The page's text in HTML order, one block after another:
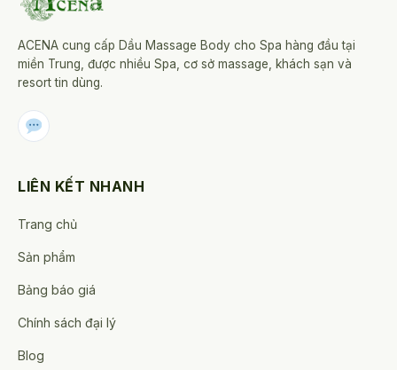
ACENA cung cấp Dầu Massage Body cho Spa hàng đầu tại
miền Trung, được nhiều Spa, cơ sở massage, khách sạn và
resort tin dùng.
LIÊN KẾT NHANH
Trang chủ
Sản phẩm
Bảng báo giá
Chính sách đại lý
Blog